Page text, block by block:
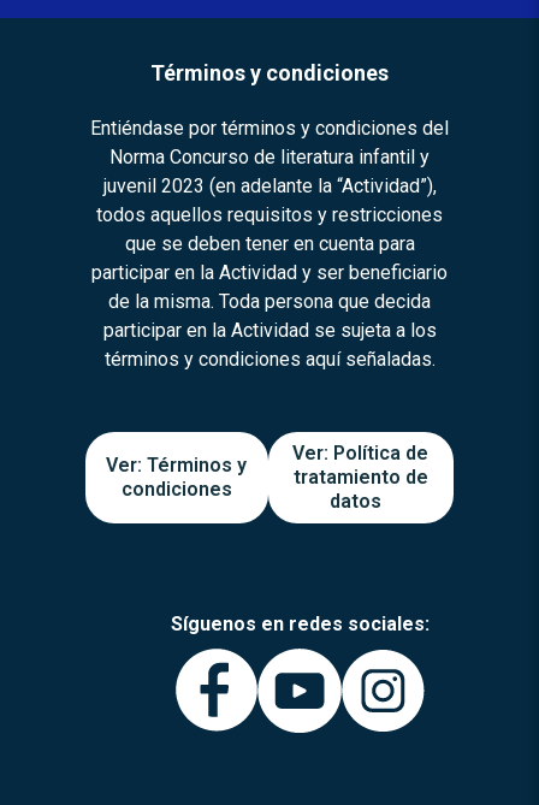
Términos y condiciones
Entiéndase por términos y condiciones del
Norma Concurso de literatura infantil y
juvenil 2023 (en adelante la “Actividad”),
todos aquellos requisitos y restricciones
que se deben tener en cuenta para
participar en la Actividad y ser beneficiario
de la misma. Toda persona que decida
participar en la Actividad se sujeta a los
términos y condiciones aquí señaladas.
Ver: Términos y
condiciones
Ver: Política de
tratamiento de
datos
Síguenos en redes sociales: